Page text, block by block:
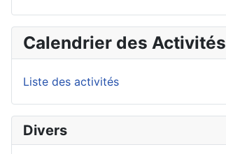
Calendrier des Activités
Liste des activités
Divers